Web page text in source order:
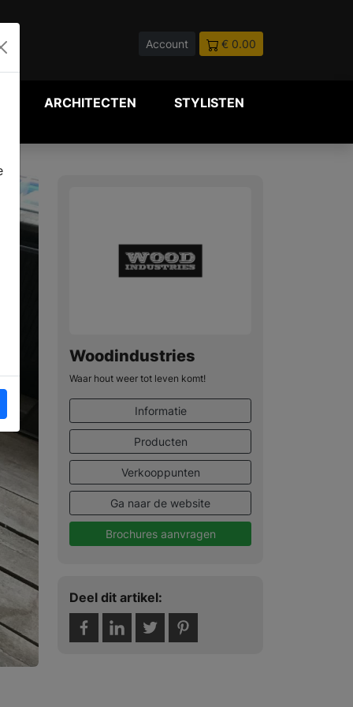
Account € 0.00
ARCHITECTEN STYLISTEN
Woodindustries
Waar hout weer tot leven komt!
Informatie
Producten
Verkooppunten
Ga naar de website
Brochures aanvragen
Deel dit artikel: